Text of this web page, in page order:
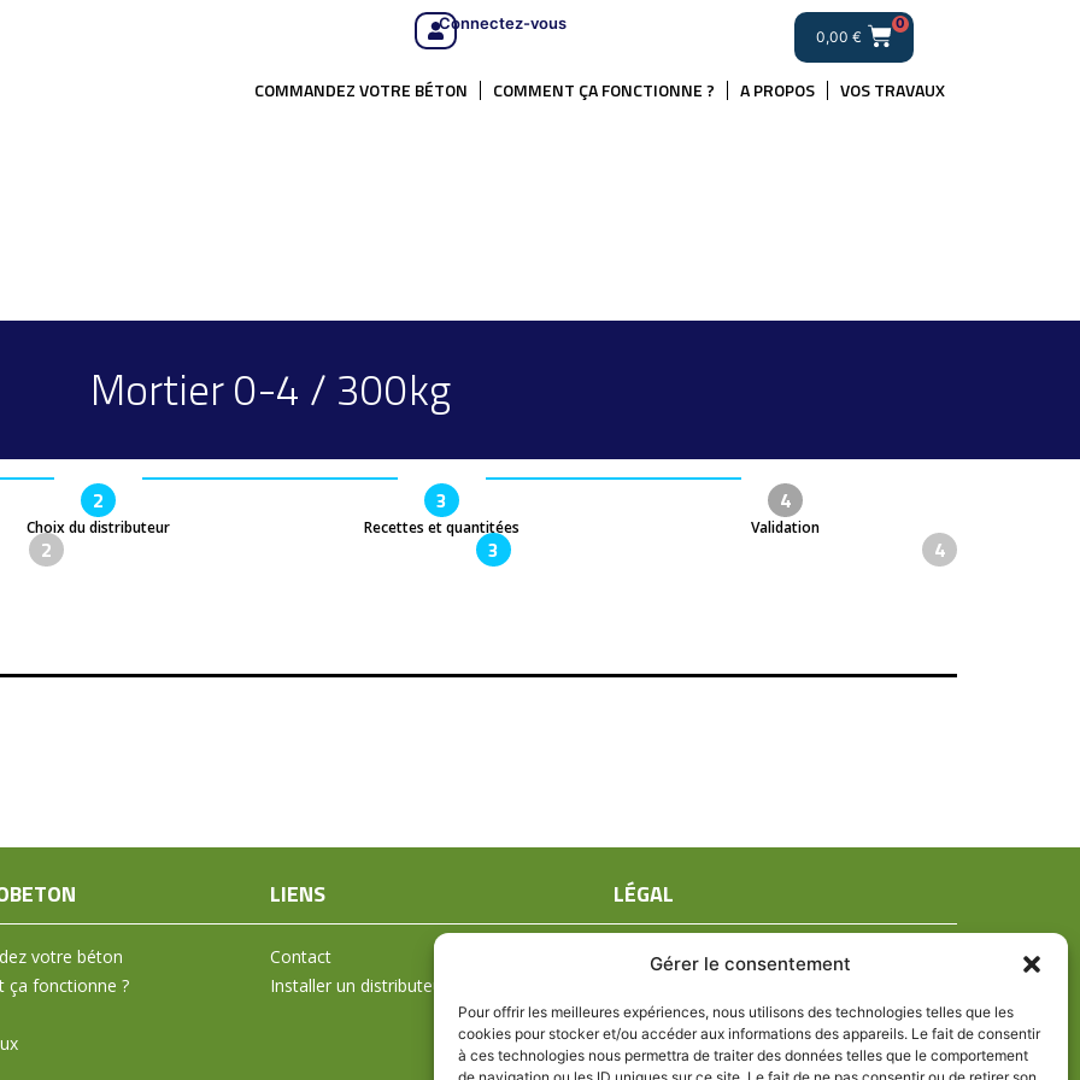
Gérer le consentement
Pour offrir les meilleures expériences, nous utilisons des technologies telles que les
cookies pour stocker et/ou accéder aux informations des appareils. Le fait de consentir
à ces technologies nous permettra de traiter des données telles que le comportement
Connectez-vous
0,00 €
0
COMMANDEZ VOTRE BÉTON COMMENT ÇA FONCTIONNE ? A PROPOS VOS TRAVAUX
Mortier 0-4 / 300kg
2
Choix du distributeur
3
Recettes et quantitées
4
Validation
2 3 4
votre béton
ça fonctionne ?
LIENS
Contact
Installer un distributeur
LÉGAL
Mentions légales
Politique de confidentialité
Politique de cookies (UE)